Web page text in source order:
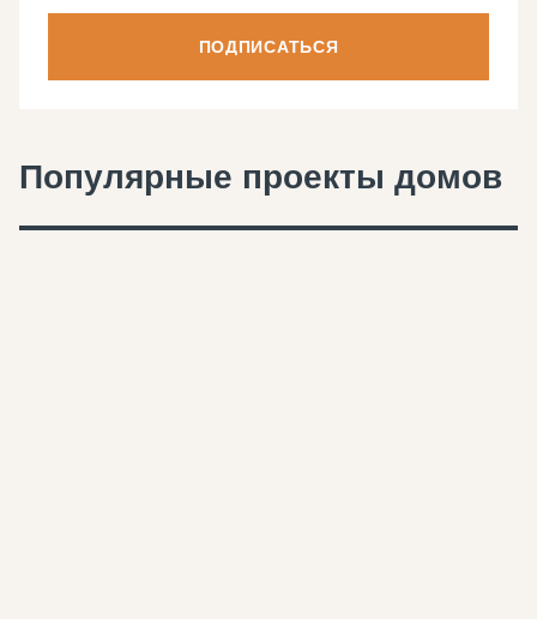
ПОДПИСАТЬСЯ
Популярные проекты домов